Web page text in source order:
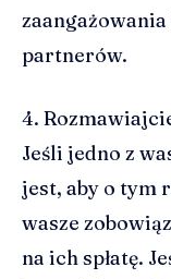
partnerów.
4.
Jeśli jedno z
jest, aby o tym
wasze
na ich spłatę.